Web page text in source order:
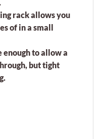
rack allows you
of in a small
to allow a
but tight